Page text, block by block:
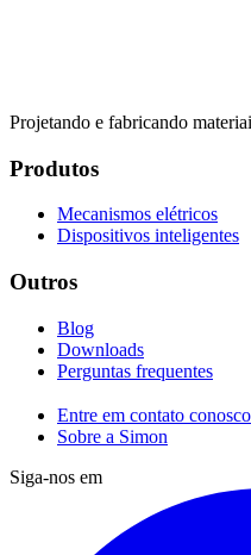
Projetando e fabricando
Produtos
Mecanismos elétricos
Dispositivos inteligentes
Outros
Blog
Downloads
Perguntas frequentes
Entre em contato conosco
Sobre a Simon
Siga-nos em